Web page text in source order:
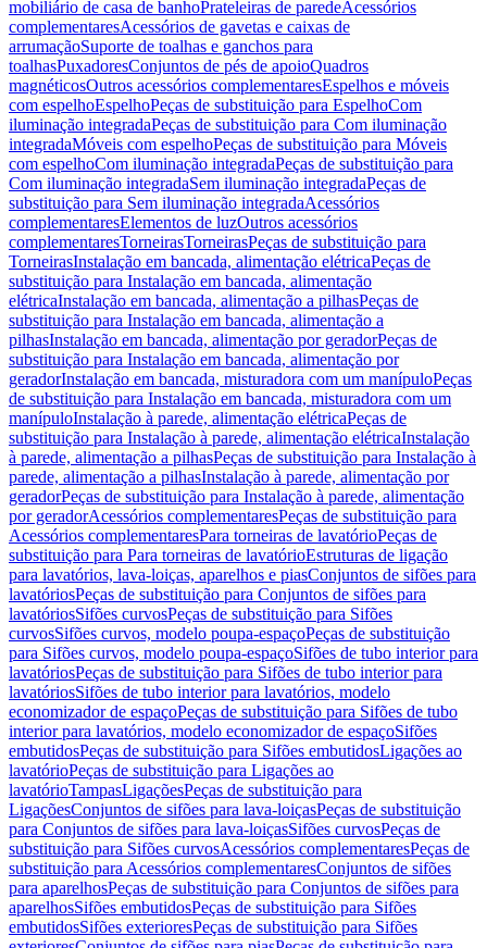
mobiliário de casa de banhoPrateleiras de paredeAcessórios
complementaresAcessórios de gavetas e caixas de
arrumaçãoSuporte de toalhas e ganchos para
toalhasPuxadoresConjuntos de pés de apoioQuadros
magnéticosOutros acessórios complementaresEspelhos e móveis
com espelhoEspelhoPeças de substituição para EspelhoCom
iluminação integradaPeças de substituição para Com iluminação
integradaMóveis com espelhoPeças de substituição para Móveis
com espelhoCom iluminação integradaPeças de substituição para
Com iluminação integradaSem iluminação integradaPeças de
substituição para Sem iluminação integradaAcessórios
complementaresElementos de luzOutros acessórios
complementaresTorneirasTorneirasPeças de substituição para
TorneirasInstalação em bancada, alimentação elétricaPeças de
substituição para Instalação em bancada, alimentação
elétricaInstalação em bancada, alimentação a pilhasPeças de
substituição para Instalação em bancada, alimentação a
pilhasInstalação em bancada, alimentação por geradorPeças de
substituição para Instalação em bancada, alimentação por
geradorInstalação em bancada, misturadora com um manípuloPeças
de substituição para Instalação em bancada, misturadora com um
manípuloInstalação à parede, alimentação elétricaPeças de
substituição para Instalação à parede, alimentação elétricaInstalação
à parede, alimentação a pilhasPeças de substituição para Instalação à
parede, alimentação a pilhasInstalação à parede, alimentação por
geradorPeças de substituição para Instalação à parede, alimentação
por geradorAcessórios complementaresPeças de substituição para
Acessórios complementaresPara torneiras de lavatórioPeças de
substituição para Para torneiras de lavatórioEstruturas de ligação
para lavatórios, lava-loiças, aparelhos e piasConjuntos de sifões para
lavatóriosPeças de substituição para Conjuntos de sifões para
lavatóriosSifões curvosPeças de substituição para Sifões
curvosSifões curvos, modelo poupa-espaçoPeças de substituição
para Sifões curvos, modelo poupa-espaçoSifões de tubo interior para
lavatóriosPeças de substituição para Sifões de tubo interior para
lavatóriosSifões de tubo interior para lavatórios, modelo
economizador de espaçoPeças de substituição para Sifões de tubo
interior para lavatórios, modelo economizador de espaçoSifões
embutidosPeças de substituição para Sifões embutidosLigações ao
lavatórioPeças de substituição para Ligações ao
lavatórioTampasLigaçõesPeças de substituição para
LigaçõesConjuntos de sifões para lava-loiçasPeças de substituição
para Conjuntos de sifões para lava-loiçasSifões curvosPeças de
substituição para Sifões curvosAcessórios complementaresPeças de
substituição para Acessórios complementaresConjuntos de sifões
para aparelhosPeças de substituição para Conjuntos de sifões para
aparelhosSifões embutidosPeças de substituição para Sifões
embutidosSifões exterioresPeças de substituição para Sifões